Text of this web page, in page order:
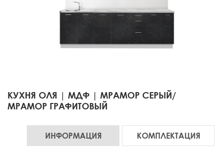
КУХНЯ ОЛЯ | МДФ | МРАМОР СЕРЫЙ/
МРАМОР ГРАФИТОВЫЙ
ИНФОРМАЦИЯ КОМПЛЕКТАЦИЯ